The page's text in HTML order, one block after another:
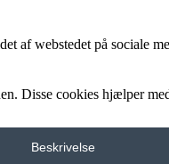
webstedet på sociale
Disse cookies hjælper
Beskrivelse